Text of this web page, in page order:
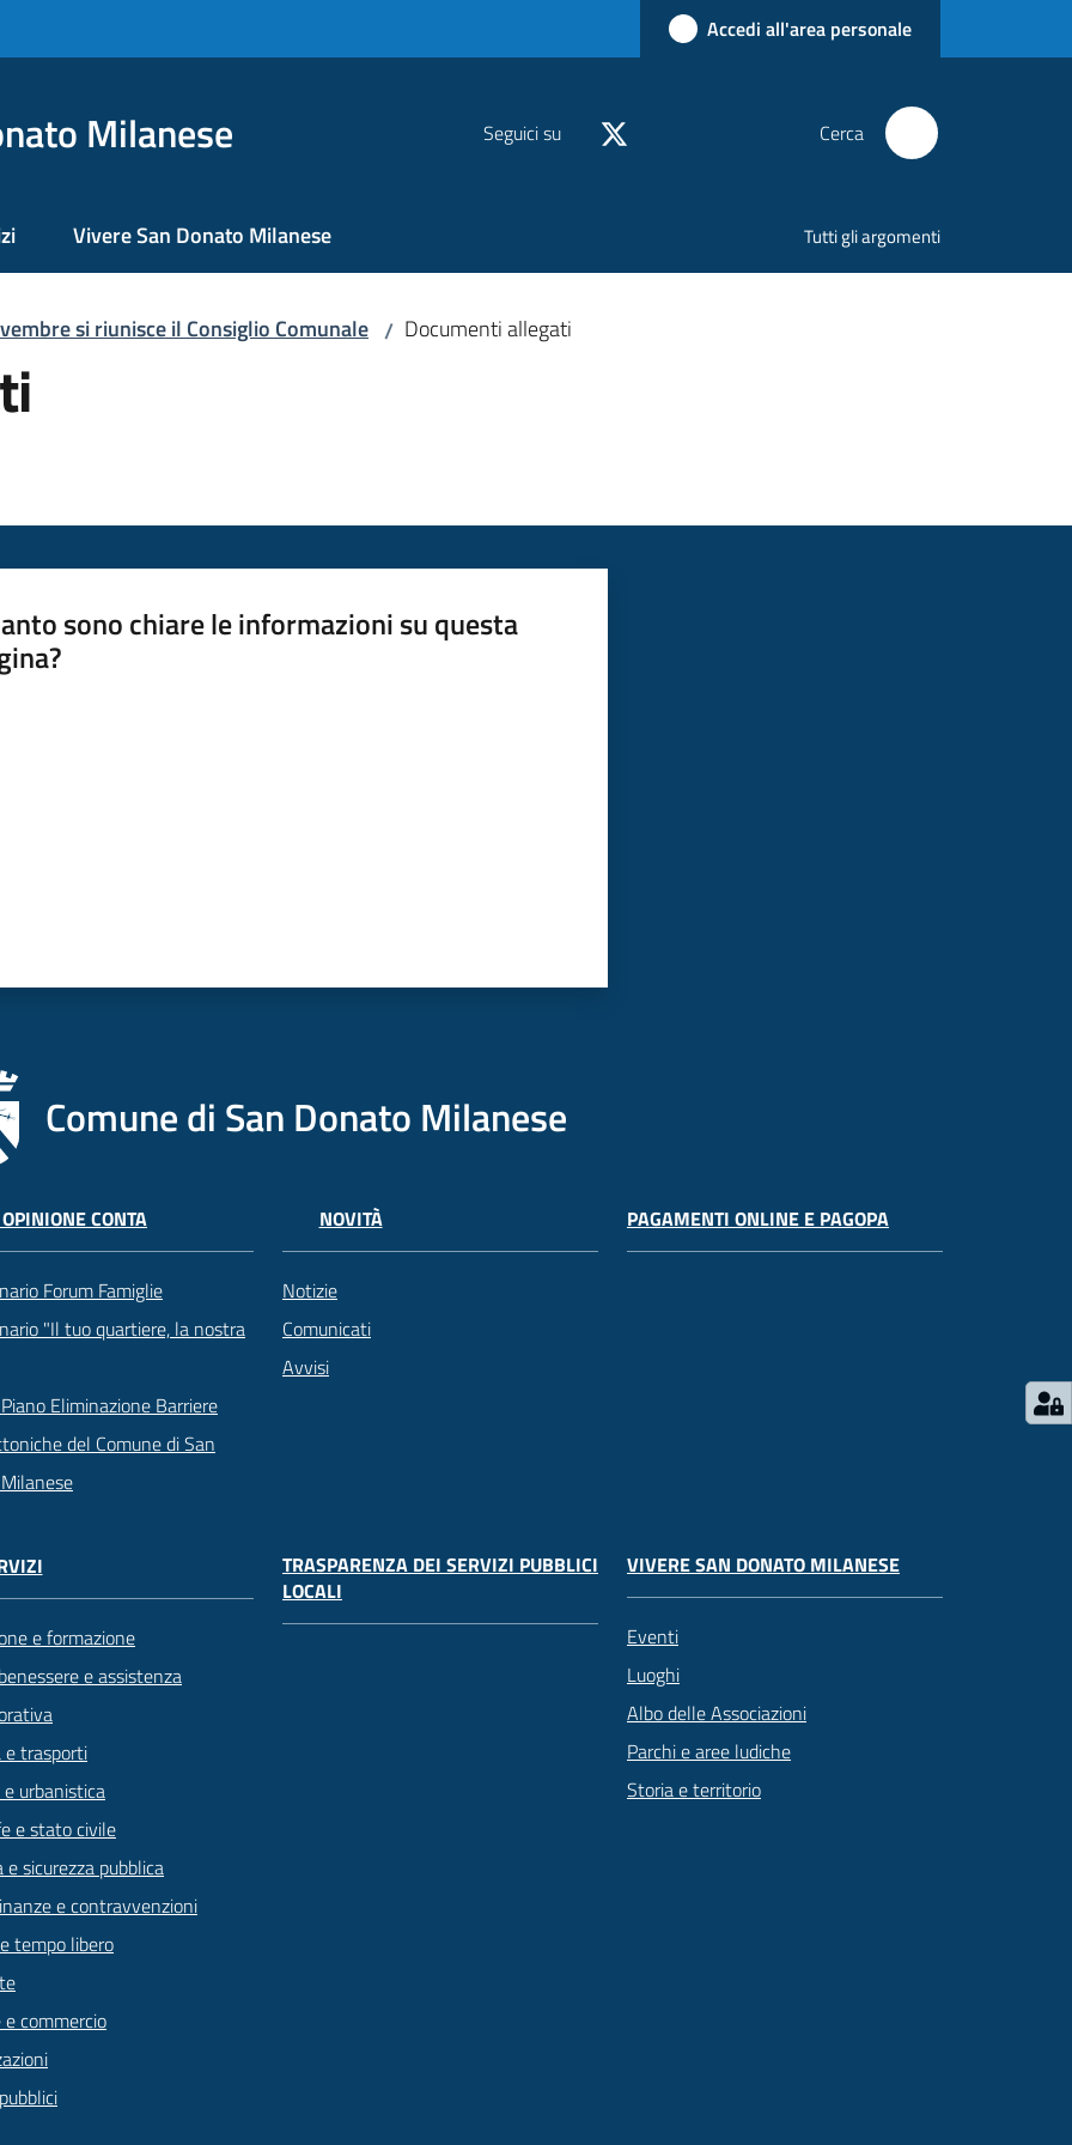
Accedi all'area personale
Milanese Seguici su Cerca
Vivere San Donato Milanese Tutti gli argomenti
si riunisce il Consiglio Comunale / Documenti allegati
sono chiare le informazioni su questa
Comune di San Donato Milanese
CONTA
Forum Famiglie
"Il tuo quartiere, la nostra
Eliminazione Barriere
del Comune di San
NOVITÀ
Notizie
Comunicati
Avvisi
PAGAMENTI ONLINE E PAGOPA
e formazione
e assistenza
e trasporti
urbanistica
e stato civile
e sicurezza pubblica
e contravvenzioni
tempo libero
e commercio
TRASPARENZA DEI SERVIZI PUBBLICI
LOCALI
VIVERE SAN DONATO MILANESE
Eventi
Luoghi
Albo delle Associazioni
Parchi e aree ludiche
Storia e territorio